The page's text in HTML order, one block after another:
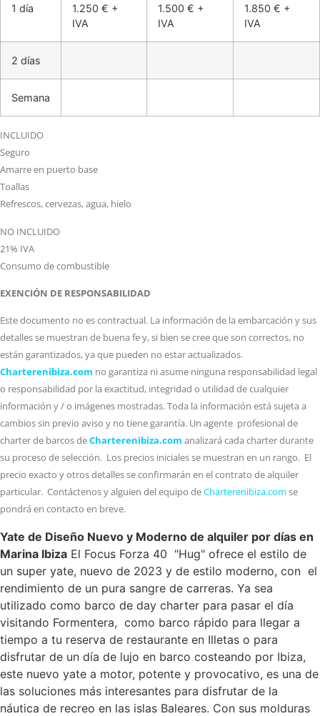
1 día
1.250 € +
IVA
1.500 € +
IVA
1.850 € +
IVA
2 días
Semana
INCLUIDO
Seguro
Amarre en puerto base
Toallas
Refrescos, cervezas, agua, hielo
NO INCLUIDO
21% IVA
Consumo de combustible
EXENCIÓN DE RESPONSABILIDAD
Este documento no es contractual. La información de la embarcación y sus
detalles se muestran de buena fe y, si bien se cree que son correctos, no
están garantizados, ya que pueden no estar actualizados.
Charterenibiza.com no garantiza ni asume ninguna responsabilidad legal
o responsabilidad por la exactitud, integridad o utilidad de cualquier
información y / o imágenes mostradas. Toda la información está sujeta a
cambios sin previo aviso y no tiene garantía. Un agente profesional de
charter de barcos deCharterenibiza.com analizará cada charter durante
su proceso de selección. Los precios iniciales se muestran en un rango. El
precio exacto y otros detalles se confirmarán en el contrato de alquiler
particular. Contáctenos y alguien del equipo deCharterenibiza.com se
pondrá en contacto en breve.
Yate de Diseño Nuevo y Moderno de alquiler por días en
Marina Ibiza El Focus Forza 40 "Hug" ofrece el estilo de
un super yate, nuevo de 2023 y de estilo moderno, con el
rendimiento de un pura sangre de carreras. Ya sea
utilizado como barco de day charter para pasar el día
visitando Formentera, como barco rápido para llegar a
tiempo a tu reserva de restaurante en Illetas o para
disfrutar de un día de lujo en barco costeando por Ibiza,
este nuevo yate a motor, potente y provocativo, es una de
las soluciones más interesantes para disfrutar de la
náutica de recreo en las islas Baleares. Con sus molduras